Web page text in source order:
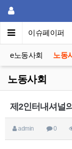
포럼 이슈페이퍼
e노동사회 노동
노동사회
제2인터내셔널
admin 0